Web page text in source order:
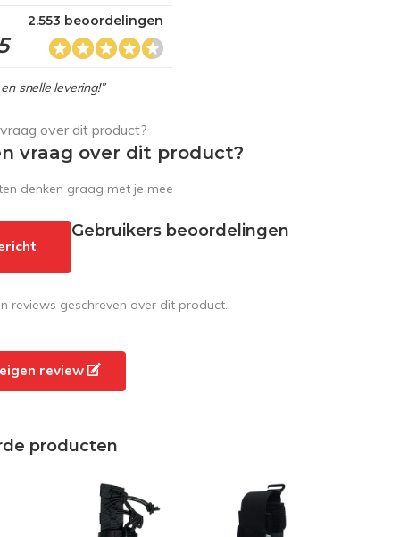
2.553 beoordelingen
snelle levering!”
vraag over dit product?
denken graag met je mee
Gebruikers beoordelingen
reviews geschreven over dit product.
review
producten